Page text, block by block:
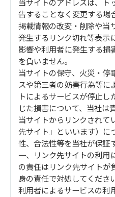
告することなく変更する場
掲載情報の改変・削除や当
発生するリンク切れ等表示
影響や利用者に発生する損
を負いません。
当サイトの保守、火災・停
スや第三者の妨害行為等に
トによるサービスが停止
じた損害について、当社は
当サイトからリンクされて
先サイト」といいます）に
性、合法性等を当社が保証
一、リンク先サイトの利用
の責任はリンク先サイトが
身の責任で対処してくださ
利用者によるサービスの利